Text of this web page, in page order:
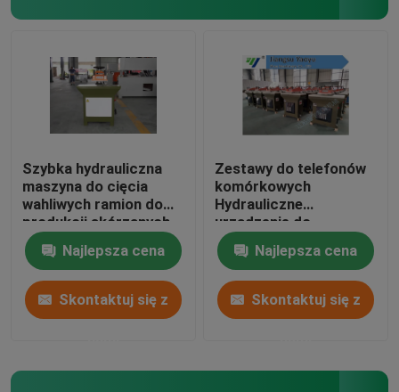
Szybka hydrauliczna
maszyna do cięcia
wahliwych ramion do
produkcji skórzanych
rękawiczek
Najlepsza cena
Skontaktuj się z
Zestawy do telefonów
komórkowych
Hydrauliczne
urządzenie do
obracania ramieniem
obrotowym 5-55mm
Regulacja skoku
Najlepsza cena
Skontaktuj się z